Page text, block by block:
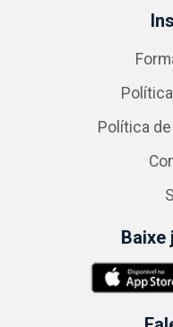
Política
Baixe